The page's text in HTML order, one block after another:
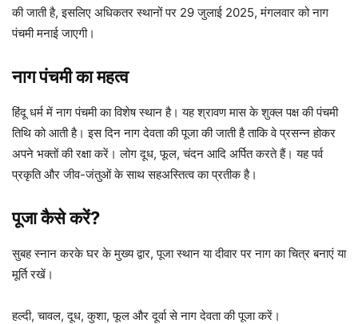
की जाती है, इसलिए अधिकतर स्थानों पर 29 जुलाई 2025, मंगलवार को नाग
पंचमी मनाई जाएगी।
नाग पंचमी का महत्व
हिंदू धर्म में नाग पंचमी का विशेष स्थान है। यह श्रावण मास के शुक्ल पक्ष की पंचमी
तिथि को आती है। इस दिन नाग देवता की पूजा की जाती है ताकि वे प्रसन्न होकर
अपने भक्तों की रक्षा करें। लोग दूध, फूल, चंदन आदि अर्पित करते हैं। यह पर्व
प्रकृति और जीव-जंतुओं के साथ सहअस्तित्व का प्रतीक है।
पूजा कैसे करें?
सुबह स्नान करके घर के मुख्य द्वार, पूजा स्थान या दीवार पर नाग का चित्र बनाएं या
मूर्ति रखें।
हल्दी, चावल, दूध, कुशा, फूल और दूर्वा से नाग देवता की पूजा करें।